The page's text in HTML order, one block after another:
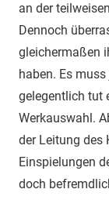
an der
Dennoch
gleichermaßen
haben. Es
gelegentlich tut
Werkauswahl.
der Leitung des
Einspielungen
doch